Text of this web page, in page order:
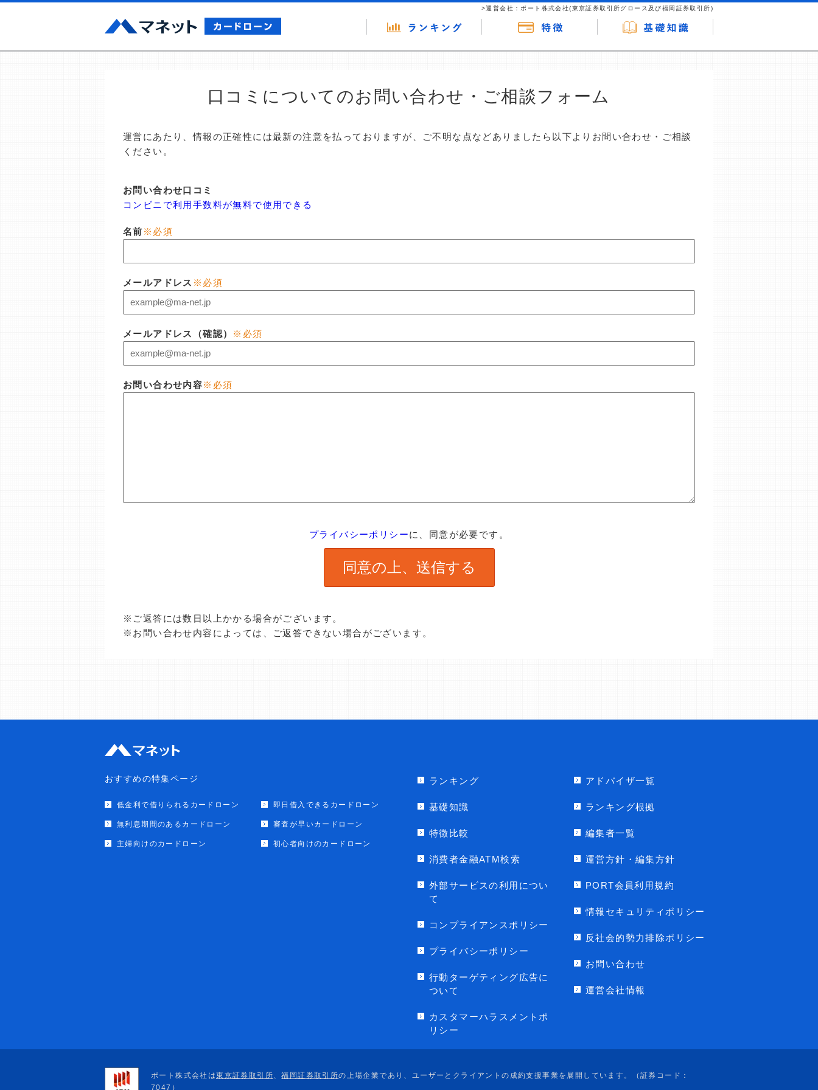
>運営会社：ポート株式会社(東京証券取引所グロース及び福岡証券取引所)
口コミについてのお問い合わせ・ご相談フォーム
運営にあたり、情報の正確性には最新の注意を払っておりますが、ご不明な点などありましたら以下よりお問い合わせ・ご相談
ください。
お問い合わせ口コミ
コンビニで利用手数料が無料で使用できる
名前 ※必須
メールアドレス ※必須
メールアドレス（確認） ※必須
お問い合わせ内容※必須
プライバシーポリシーに、同意が必要です。
※ご返答には数日以上かかる場合がございます。
※お問い合わせ内容によっては、ご返答できない場合がございます。
おすすめの特集ページ
低金利で借りられるカードローン 即日借入できるカードローン
無利息期間のあるカードローン 審査が早いカードローン
主婦向けのカードローン 初心者向けのカードローン
ランキング
基礎知識
特徴比較
消費者金融ATM検索
外部サービスの利用につい
て
コンプライアンスポリシー
プライバシーポリシー
行動ターゲティング広告に
ついて
カスタマーハラスメントポ
リシー
アドバイザ一覧
ランキング根拠
編集者一覧
運営方針・編集方針
PORT会員利用規約
情報セキュリティポリシー
反社会的勢力排除ポリシー
お問い合わせ
運営会社情報